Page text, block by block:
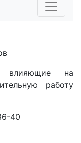
влияющие на
работу
40